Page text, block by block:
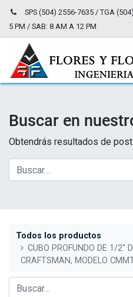
SPS (504) 2556-7635 / TGA
5 PM / SAB: 8 AM A 12 PM
Buscar en
Obtendrás resultados de
Todos los productos
CUBO PROFUNDO DE 1/2"
CRAFTSMAN, MODELO